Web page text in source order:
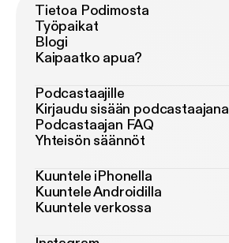
Tietoa Podimosta
Työpaikat
Blogi
Kaipaatko apua?
Podcastaajille
Kirjaudu sisään podcastaajana
Podcastaajan FAQ
Yhteisön säännöt
Kuuntele iPhonella
Kuuntele Androidilla
Kuuntele verkossa